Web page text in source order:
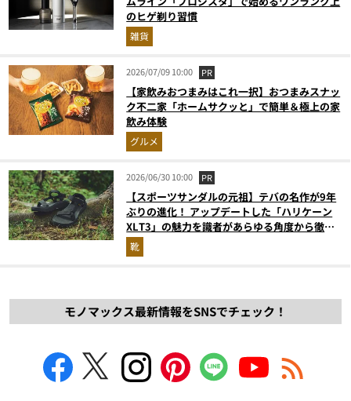
のヒゲ剃り習慣
雑貨
2026/07/09 10:00 PR
【家飲みおつまみはこれ一択】おつまみスナッ
ク不二家「ホームサクッと」で簡単＆極上の家
飲み体験
グルメ
2026/06/30 10:00 PR
【スポーツサンダルの元祖】テバの名作が9年
ぶりの進化！ アップデートした「ハリケーン
XLT3」の魅力を識者があらゆる角度から徹底
解説！
靴
モノマックス最新情報をSNSでチェック！